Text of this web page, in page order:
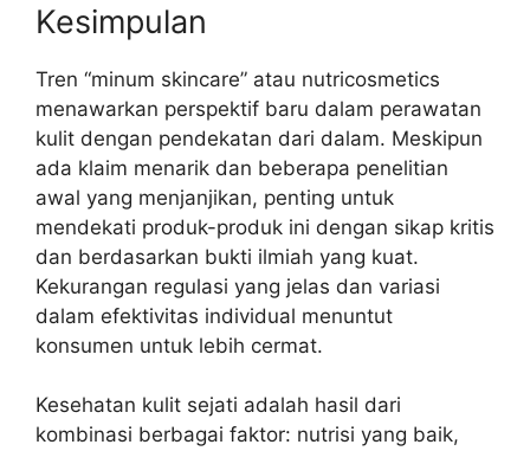
Kesimpulan
Tren “minum skincare” atau nutricosmetics
menawarkan perspektif baru dalam perawatan
kulit dengan pendekatan dari dalam. Meskipun
ada klaim menarik dan beberapa penelitian
awal yang menjanjikan, penting untuk
mendekati produk-produk ini dengan sikap kritis
dan berdasarkan bukti ilmiah yang kuat.
Kekurangan regulasi yang jelas dan variasi
dalam efektivitas individual menuntut
konsumen untuk lebih cermat.
Kesehatan kulit sejati adalah hasil dari
kombinasi berbagai faktor: nutrisi yang baik,